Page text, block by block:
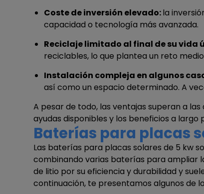
Coste de inversión elevado:la
capacidad o tecnología más avanzada.
Reciclaje limitado al final de su vida
reciclables, lo que plantea un reto
Instalación compleja en algunos
así como un espacio determinado. A
A pesar de todo, las ventajas superan a
ayudas disponibles y los beneficios a
Baterías para placas
Las baterías para placas solares de 5 kw
combinando varias baterías para ampliar
de litio por su eficiencia y durabilidad y
continuación, te presentamos algunos de